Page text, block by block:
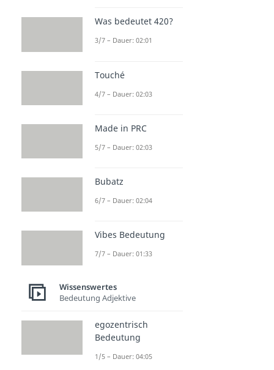
Was bedeutet 420?
3/7 – Dauer: 02:01
Touché
4/7 – Dauer: 02:03
Made in PRC
5/7 – Dauer: 02:03
Bubatz
6/7 – Dauer: 02:04
Vibes Bedeutung
7/7 – Dauer: 01:33
Wissenswertes
Bedeutung Adjektive
egozentrisch
Bedeutung
1/5 – Dauer: 04:05